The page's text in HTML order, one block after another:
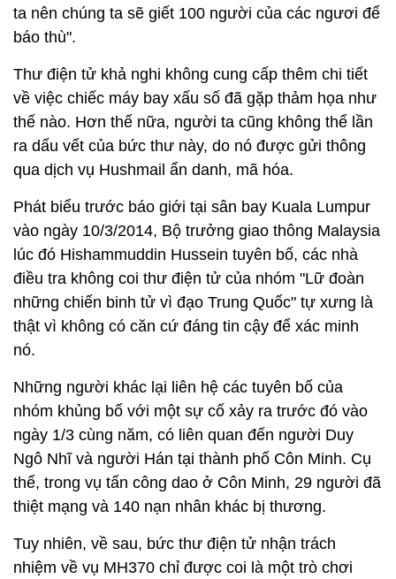
ta nên chúng ta sẽ giết 100 người của các ngươi để
báo thù".
Thư điện tử khả nghi không cung cấp thêm chi tiết
về việc chiếc máy bay xấu số đã gặp thảm họa như
thế nào. Hơn thế nữa, người ta cũng không thể lần
ra dấu vết của bức thư này, do nó được gửi thông
qua dịch vụ Hushmail ẩn danh, mã hóa.
Phát biểu trước báo giới tại sân bay Kuala Lumpur
vào ngày 10/3/2014, Bộ trưởng giao thông Malaysia
lúc đó Hishammuddin Hussein tuyên bố, các nhà
điều tra không coi thư điện tử của nhóm "Lữ đoàn
những chiến binh tử vì đạo Trung Quốc" tự xưng là
thật vì không có căn cứ đáng tin cậy để xác minh
nó.
Những người khác lại liên hệ các tuyên bố của
nhóm khủng bố với một sự cố xảy ra trước đó vào
ngày 1/3 cùng năm, có liên quan đến người Duy
Ngô Nhĩ và người Hán tại thành phố Côn Minh. Cụ
thể, trong vụ tấn công dao ở Côn Minh, 29 người đã
thiệt mạng và 140 nạn nhân khác bị thương.
Tuy nhiên, về sau, bức thư điện tử nhận trách
nhiệm về vụ MH370 chỉ được coi là một trò chơi